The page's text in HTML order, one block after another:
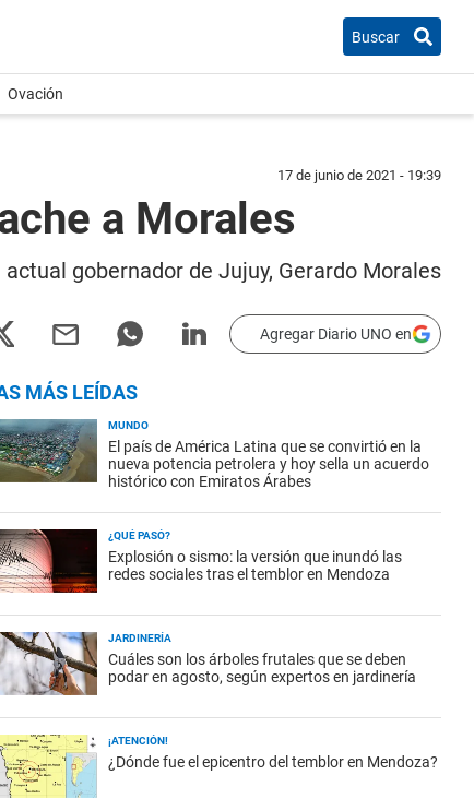
Buscar
Ovación
17 de junio de 2021 - 19:39
a Morales
gobernador de Jujuy, Gerardo Morales
Agregar Diario UNO en
MÁS LEÍDAS
MUNDO
El país de América Latina que se convirtió en la
nueva potencia petrolera y hoy sella un acuerdo
histórico con Emiratos Árabes
¿QUÉ PASÓ?
Explosión o sismo: la versión que inundó las
redes sociales tras el temblor en Mendoza
JARDINERÍA
Cuáles son los árboles frutales que se deben
podar en agosto, según expertos en jardinería
¡ATENCIÓN!
¿Dónde fue el epicentro del temblor en Mendoza?